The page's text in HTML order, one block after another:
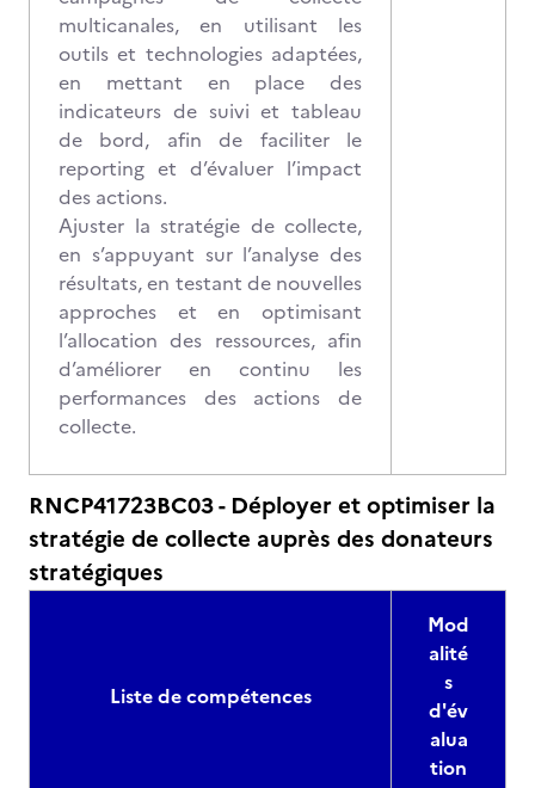
multicanales, en utilisant les
outils et technologies adaptées,
en mettant en place des
indicateurs de suivi et tableau
de bord, afin de faciliter le
reporting et d’évaluer l’impact
des actions.
Ajuster la stratégie de collecte,
en s’appuyant sur l’analyse des
résultats, en testant de nouvelles
approches et en optimisant
l’allocation des ressources, afin
d’améliorer en continu les
performances des actions de
collecte.
RNCP41723BC03 - Déployer et optimiser la
stratégie de collecte auprès des donateurs
stratégiques
Liste de compétences
Mod
alité
s
d'év
alua
tion